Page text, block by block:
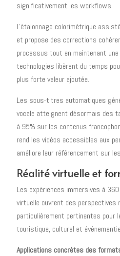
significativement les workflows.
L'étalonnage colorimétrique
et propose des corrections
processus tout en maintenant
technologies libèrent du temps
plus forte valeur ajoutée.
Les sous-titres automatiques
vocale atteignent désormais des
à 95% sur les contenus
rend les vidéos accessibles aux
améliore leur référencement sur
Réalité virtuelle et
Les expériences immersives à
virtuelle ouvrent des perspectives
particulièrement pertinentes pour
touristique, culturel et
Applications concrètes des